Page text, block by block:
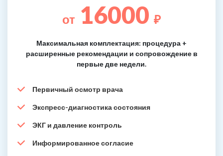
от 16000 ₽
Максимальная комплектация: процедура +
расширенные рекомендации и сопровождение в
первые две недели.
Первичный осмотр врача
Экспресс-диагностика состояния
ЭКГ и давление контроль
Информированное согласие